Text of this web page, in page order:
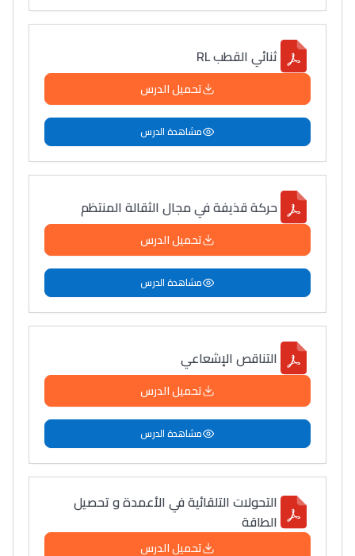
ثنائي القطب RL
تحميل الدرس
مشاهدة الدرس
حركة قذيفة في مجال الثقالة المنتظم
تحميل الدرس
مشاهدة الدرس
التناقص الإشعاعي
تحميل الدرس
مشاهدة الدرس
التحولات التلقائية في الأعمدة و تحصيل
الطاقة
تحميل الدرس